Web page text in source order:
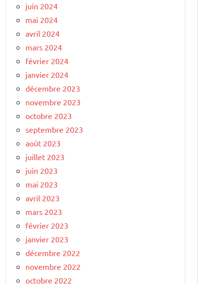
juin 2024
mai 2024
avril 2024
mars 2024
février 2024
janvier 2024
décembre 2023
novembre 2023
octobre 2023
septembre 2023
août 2023
juillet 2023
juin 2023
mai 2023
avril 2023
mars 2023
février 2023
janvier 2023
décembre 2022
novembre 2022
octobre 2022